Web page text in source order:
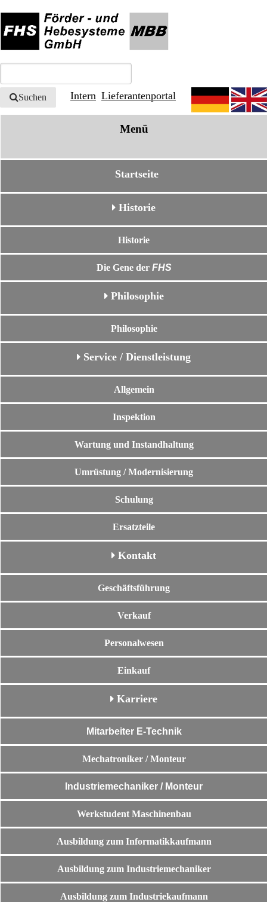
Suchen Intern Lieferantenportal
Menü
Startseite
Historie
Historie
Die Gene der FHS
Philosophie
Philosophie
Service / Dienstleistung
Allgemein
Inspektion
Wartung und Instandhaltung
Umrüstung / Modernisierung
Schulung
Ersatzteile
Kontakt
Geschäftsführung
Verkauf
Personalwesen
Einkauf
Karriere
Mitarbeiter E-Technik
Mechatroniker / Monteur
Industriemechaniker / Monteur
Werkstudent Maschinenbau
Ausbildung zum Informatikkaufmann
Ausbildung zum Industriemechaniker
Ausbildung zum Industriekaufmann